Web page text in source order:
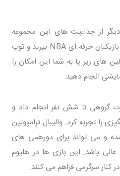
از جذابیت های این مجموعه
است. تصور کنید بتوانید مانند بازیکنان حرفه ای NBA بپرید و توپ
های زیر پا به شما این امکان را
انجام دهید.
گروهی تا شش نفر انجام داد و
را تجربه کرد. والیبال ترامپولین
و می تواند برای دورهمی های
عالی باشد. این بازی ها در هلیوم
کنار سرگرمی فراهم می کنند.